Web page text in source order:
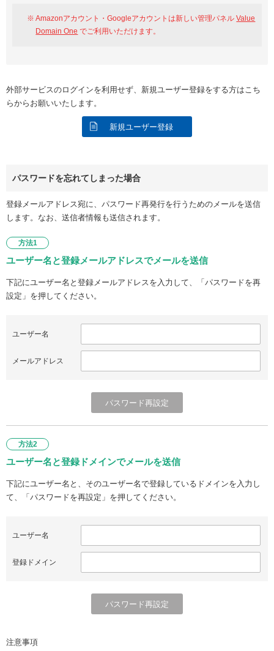
Amazonアカウント・Googleアカウントは新しい管理パネルValue
Domain One でご利用いただけます。
外部サービスのログインを利用せず、新規ユーザー登録をする方はこち
らからお願いいたします。
新規ユーザー登録
パスワードを忘れてしまった場合
登録メールアドレス宛に、パスワード再発行を行うためのメールを送信
します。なお、送信者情報も送信されます。
方法1
ユーザー名と登録メールアドレスでメールを送信
下記にユーザー名と登録メールアドレスを入力して、「パスワードを再
設定」を押してください。
ユーザー名
メールアドレス
方法2
ユーザー名と登録ドメインでメールを送信
下記にユーザー名と、そのユーザー名で登録しているドメインを入力し
て、「パスワードを再設定」を押してください。
ユーザー名
登録ドメイン
注意事項